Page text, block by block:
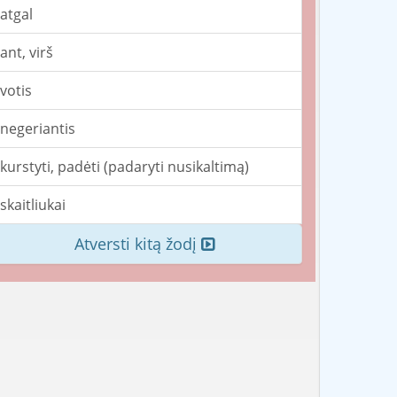
atgal
ant, virš
votis
negeriantis
kurstyti, padėti (padaryti nusikaltimą)
skaitliukai
Atversti kitą žodį